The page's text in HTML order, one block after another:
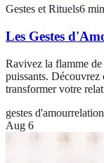
Gestes et Rituels6 min
Les Gestes
Ravivez la flamme de
puissants. Découvrez
transformer votre
gestes d'amour
Aug 6